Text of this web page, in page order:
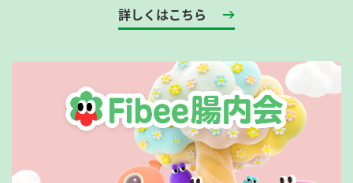
詳しくはこちら